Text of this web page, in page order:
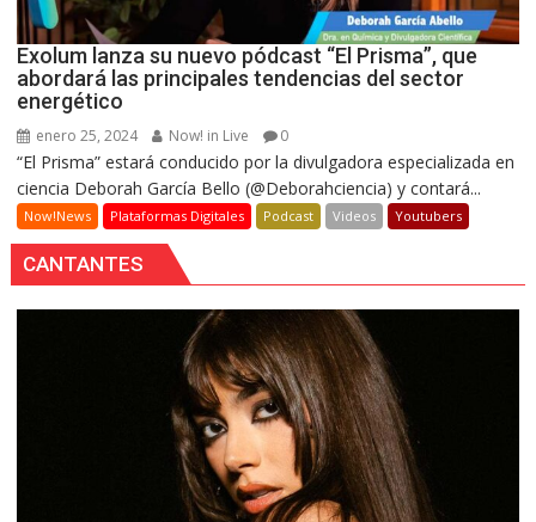
Exolum lanza su nuevo pódcast “El Prisma”, que
abordará las principales tendencias del sector
energético
enero 25, 2024 Now! in Live 0
“El Prisma” estará conducido por la divulgadora especializada en
ciencia Deborah García Bello (@Deborahciencia) y contará...
Now!News Plataformas Digitales Podcast Videos Youtubers
CANTANTES